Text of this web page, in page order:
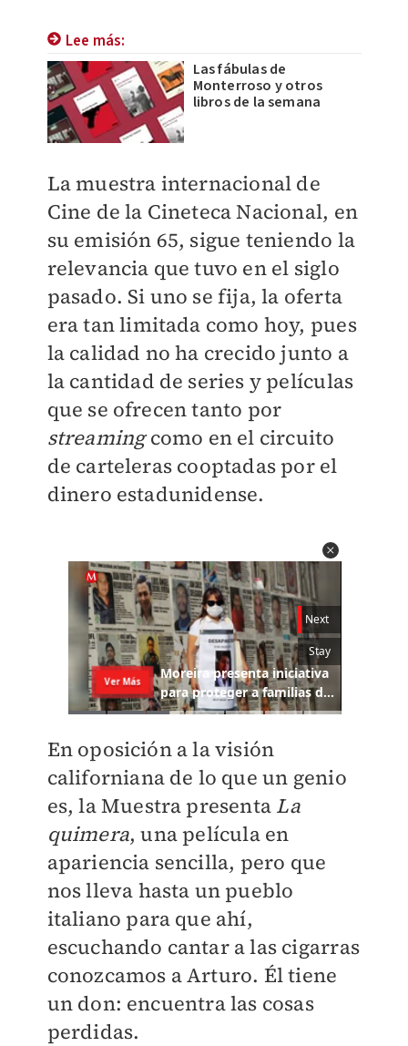
Lee más:
Las fábulas de
Monterroso y otros
libros de la semana
La muestra internacional de
Cine de la Cineteca Nacional, en
su emisión 65, sigue teniendo la
relevancia que tuvo en el siglo
pasado. Si uno se fija, la oferta
era tan limitada como hoy, pues
la calidad no ha crecido junto a
la cantidad de series y películas
que se ofrecen tanto por
streamingcomo en el circuito
de carteleras cooptadas por el
dinero estadunidense.
En oposición a la visión
californiana de lo que un genio
es, la Muestra presenta La
quimera, una película en
apariencia sencilla, pero que
nos lleva hasta un pueblo
italiano para que ahí,
escuchando cantar a las cigarras
conozcamos a Arturo. Él tiene
un don: encuentra las cosas
perdidas.